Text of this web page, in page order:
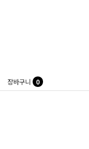
장바구니 0